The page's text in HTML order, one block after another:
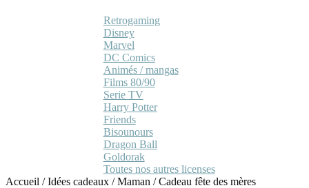
Retrogaming
Disney
Marvel
DC Comics
Animés / mangas
Films 80/90
Serie TV
Harry Potter
Friends
Bisounours
Dragon Ball
Goldorak
Toutes nos autres licenses
Accueil /Idées cadeaux /Maman /Cadeau fête des mères